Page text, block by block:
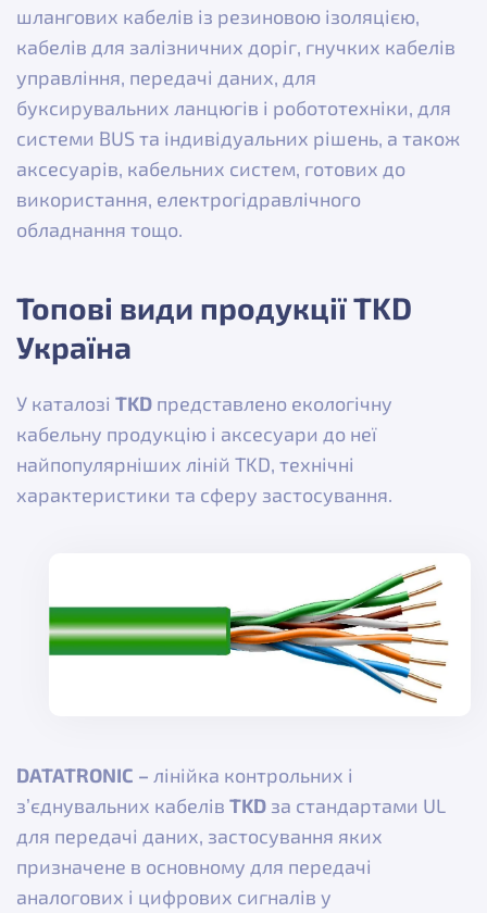
шлангових кабелів із резиновою ізоляцією,
кабелів для залізничних доріг, гнучких кабелів
управління, передачі даних, для
буксирувальних ланцюгів і робототехніки, для
системи BUS та індивідуальних рішень, а також
аксесуарів, кабельних систем, готових до
використання, електрогідравлічного
обладнання тощо.
Топові види продукції TKD
Україна
У каталозі TKD представлено екологічну
кабельну продукцію і аксесуари до неї
найпопулярніших ліній TKD, технічні
характеристики та сферу застосування.
DATATRONIC – лінійка контрольних і
з’єднувальних кабелів TKD за стандартами UL
для передачі даних, застосування яких
призначене в основному для передачі
аналогових і цифрових сигналів у